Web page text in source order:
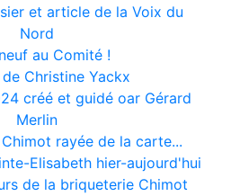
et article de la Voix du
Nord
au Comité !
Christine Yackx
créé et guidé oar Gérard
Merlin
rayée de la carte...
Elisabeth hier-aujourd'hui
de la briqueterie Chimot